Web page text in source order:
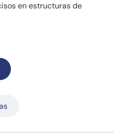
en estructuras de